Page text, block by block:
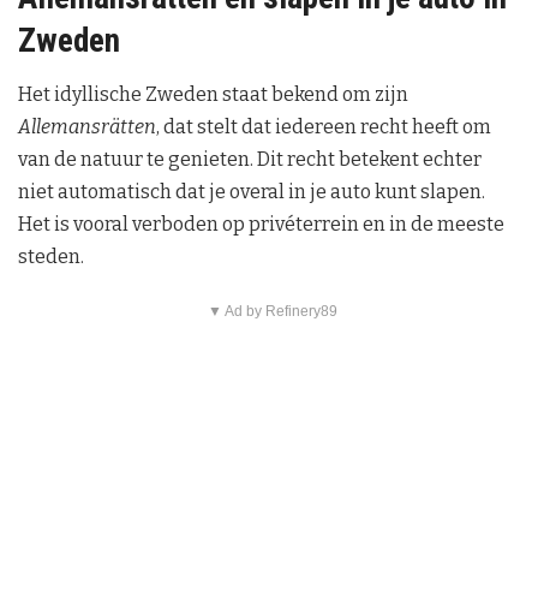
Zweden
Het idyllische Zweden staat bekend om zijn
Allemansrätten, dat stelt dat iedereen recht heeft om
van de natuur te genieten. Dit recht betekent echter
niet automatisch dat je overal in je auto kunt slapen.
Het is vooral verboden op privéterrein en in de meeste
steden.
▼ Ad by Refinery89